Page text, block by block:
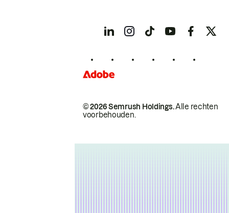
© 2026 Semrush Holdings.Alle rechten
voorbehouden.